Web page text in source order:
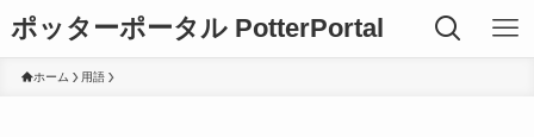
ポッターポータル PotterPortal
ホーム 用語